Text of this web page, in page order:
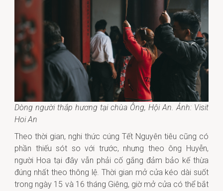
Dòng người thắp hương tại chùa Ông, Hội An. Ảnh: Visit
Hoi An
Theo thời gian, nghi thức cúng Tết Nguyên tiêu cũng có
phần thiếu sót so với trước, nhưng theo ông Huyễn,
người Hoa tại đây vẫn phải cố gắng đảm bảo kế thừa
đúng nhất theo thông lệ. Thời gian mở cửa kéo dài suốt
trong ngày 15 và 16 tháng Giêng, giờ mở cửa có thể bắt